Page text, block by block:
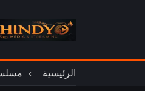
الرئيسية